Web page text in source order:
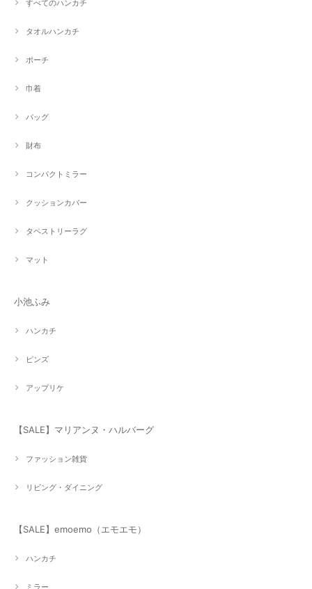
すべてのハンカチ
タオルハンカチ
ポーチ
巾着
バッグ
財布
コンパクトミラー
クッションカバー
タペストリーラグ
マット
小池ふみ
ハンカチ
ピンズ
アップリケ
【SALE】マリアンヌ・ハルバーグ
ファッション雑貨
リビング・ダイニング
【SALE】emoemo（エモエモ）
ハンカチ
ミラー